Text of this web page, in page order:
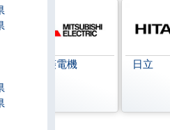
三菱電機 日立